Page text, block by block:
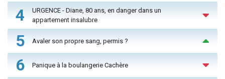
4
URGENCE - Diane, 80 ans, en danger dans un
appartement insalubre
5 Avaler son propre sang, permis ?
6 Panique à la boulangerie Cachère